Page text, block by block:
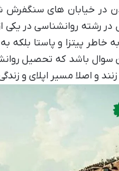
در خیابان های سنگفرش
رشته روانشناسی در یکی
به خاطر پیتزا و پاستا
سوال باشد که تحصیل
و اصلا مسیر اپلای و